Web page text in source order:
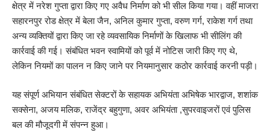
क्षेत्र में नरेश गुप्ता द्वारा किए गए अवैध निर्माण को भी सील किया गया। वहीं माजरा
सहारनपुर रोड क्षेत्र में बेला जैन, अनिल कुमार गुप्ता, वरुण गर्ग, राकेश गर्ग तथा
अन्य व्यक्तियों द्वारा किए जा रहे व्यवसायिक निर्माणों के खिलाफ भी सीलिंग की
कार्रवाई की गई। संबंधित भवन स्वामियों को पूर्व में नोटिस जारी किए गए थे,
लेकिन नियमों का पालन न किए जाने पर नियमानुसार कठोर कार्रवाई करनी पड़ी।
यह संपूर्ण अभियान संबंधित सेक्टरों के सहायक अभियंता अभिषेक भारद्वाज, शशांक
सक्सेना, अजय मलिक, राजेंद्र बहुगुणा, अवर अभियंता ,सुपरवाइजरों एवं पुलिस
बल की मौजूदगी में संपन्न हुआ।